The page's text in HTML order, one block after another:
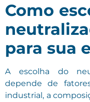
Como
para sua
A escolha do
depende de
industrial, a